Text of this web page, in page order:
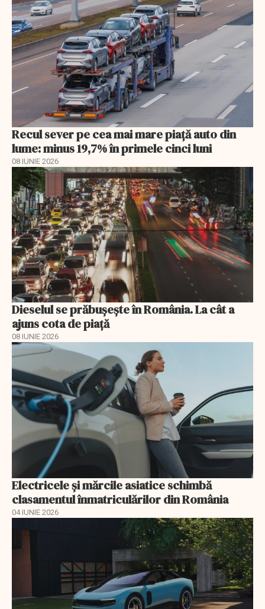
Recul sever pe cea mai mare piață auto din
lume: minus 19,7% în primele cinci luni
08 IUNIE 2026
Dieselul se prăbușește în România. La cât a
ajuns cota de piață
08 IUNIE 2026
Electricele și mărcile asiatice schimbă
clasamentul înmatriculărilor din România
04 IUNIE 2026